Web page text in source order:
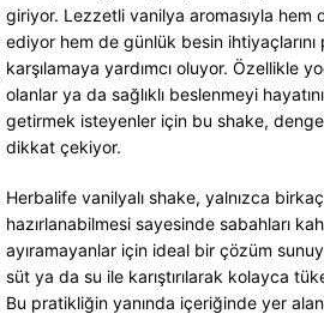
giriyor. Lezzetli vanilya aromasıyla hem
ediyor hem de günlük besin
karşılamaya yardımcı oluyor. Özellikle
olanlar ya da sağlıklı beslenmeyi
getirmek isteyenler için bu shake,
dikkat çekiyor.
Herbalife vanilyalı shake, yalnızca
hazırlanabilmesi sayesinde sabahları
ayıramayanlar için ideal bir çözüm
süt ya da su ile karıştırılarak kolayca
Bu pratikliğin yanında içeriğinde yer